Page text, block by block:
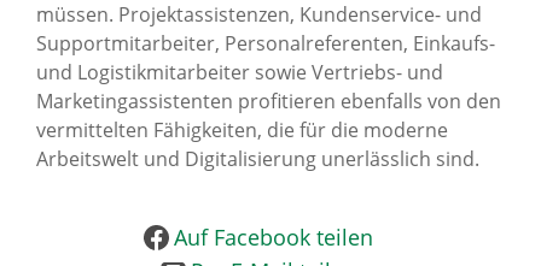
müssen. Projektassistenzen, Kundenservice- und
Supportmitarbeiter, Personalreferenten, Einkaufs-
und Logistikmitarbeiter sowie Vertriebs- und
Marketingassistenten profitieren ebenfalls von den
vermittelten Fähigkeiten, die für die moderne
Arbeitswelt und Digitalisierung unerlässlich sind.
Auf Facebook teilen